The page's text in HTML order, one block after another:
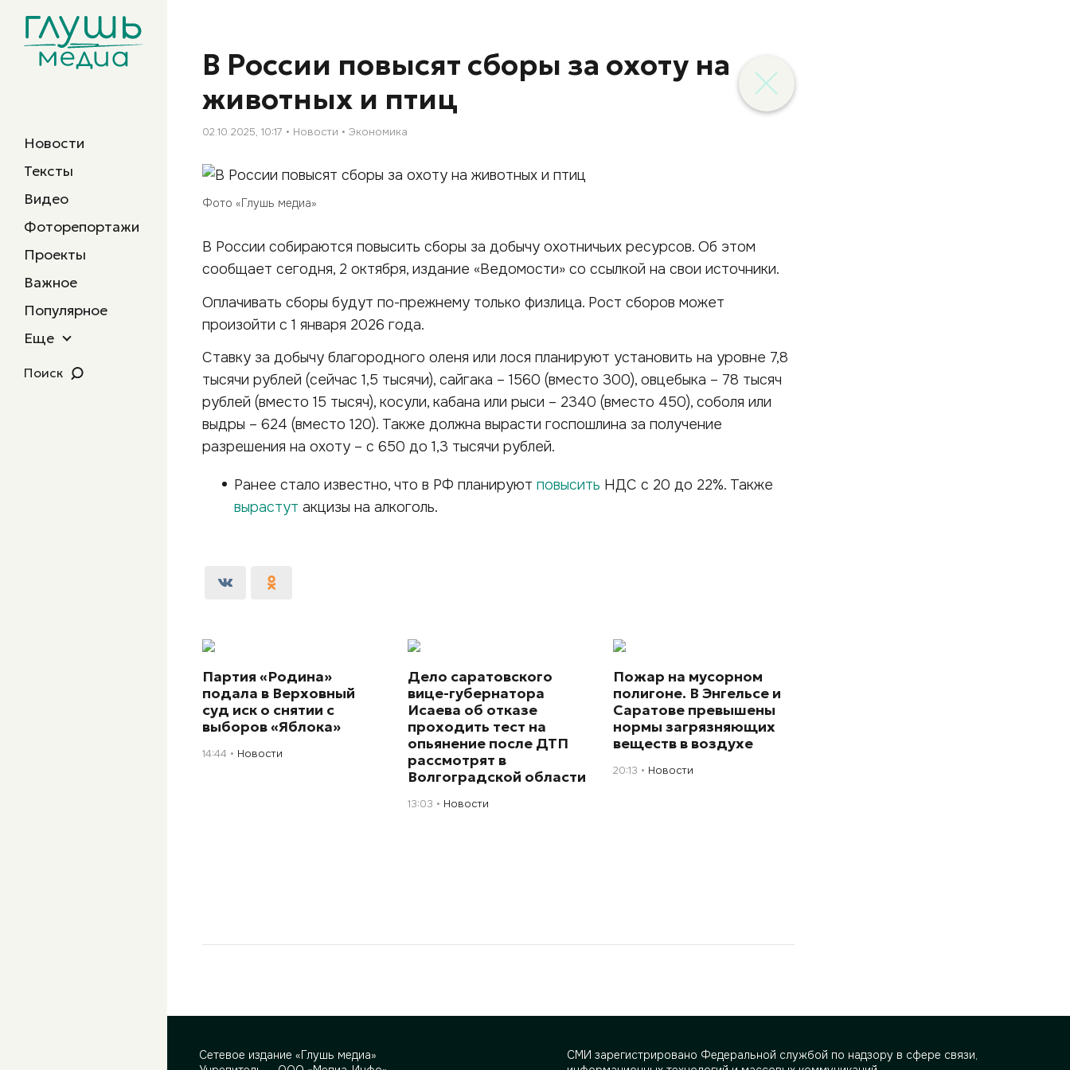
Новости
Тексты
Видео
Фоторепортажи
Проекты
Важное
Популярное
Еще
Поиск
В России повысят сборы за охоту на
животных и птиц
02.10.2025, 10:17 Новости Экономика
Фото «Глушь медиа»
В России собираются повысить сборы за добычу охотничьих ресурсов. Об этом
сообщает сегодня, 2 октября, издание «Ведомости» со ссылкой на свои источники.
Оплачивать сборы будут по-прежнему только физлица. Рост сборов может
произойти с 1 января 2026 года.
Ставку за добычу благородного оленя или лося планируют установить на уровне 7,8
тысячи рублей (сейчас 1,5 тысячи), сайгака – 1560 (вместо 300), овцебыка – 78 тысяч
рублей (вместо 15 тысяч), косули, кабана или рыси – 2340 (вместо 450), соболя или
выдры – 624 (вместо 120). Также должна вырасти госпошлина за получение
разрешения на охоту – с 650 до 1,3 тысячи рублей.
Ранее стало известно, что в РФ планируют повысить НДС с 20 до 22%. Также
вырастут акцизы на алкоголь.
Партия «Родина»
подала в Верховный
суд иск о снятии с
выборов «Яблока»
14:44 Новости
Дело саратовского
вице-губернатора
Исаева об отказе
проходить тест на
опьянение после ДТП
рассмотрят в
Волгоградской области
13:03 Новости
Пожар на мусорном
полигоне. В Энгельсе и
Саратове превышены
нормы загрязняющих
веществ в воздухе
20:13 Новости
Сетевое издание «Глушь медиа»
СМИ зарегистрировано Федеральной службой по надзору в сфере связи,